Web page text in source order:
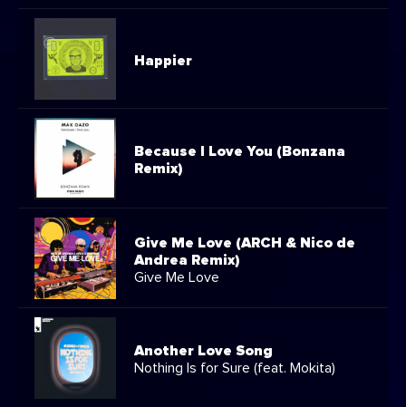
Happier
Because I Love You (Bonzana
Remix)
Give Me Love (ARCH & Nico de
Andrea Remix)
Give Me Love
Another Love Song
Nothing Is for Sure (feat. Mokita)